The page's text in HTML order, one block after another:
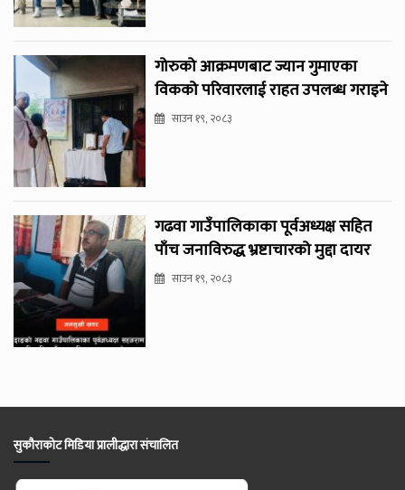
गोरुको आक्रमणबाट ज्यान गुमाएका
विकको परिवारलाई राहत उपलब्ध गराइने
साउन १९, २०८३
गढवा गाउँपालिकाका पूर्वअध्यक्ष सहित
पाँच जनाविरुद्ध भ्रष्टाचारको मुद्दा दायर
साउन १९, २०८३
सुकौराकोट मिडिया प्रालीद्धारा संचालित